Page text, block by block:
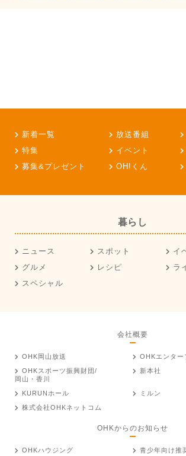
新着一覧 放送番組
特集
イベント
募集&プレゼント
OH!くん
暮らし
ニュース スポット
イ
グルメ
レシピ
ラ
スペシャル
会社概要
OHK岡山放送
OHKエンター
OHKスポーツ振興財団/
岡山・香川
新本社
KURUNホール
ミルン
株式会社OHKネットコム
OHKからのお知らせ
OHKハウジング
青少年向け推